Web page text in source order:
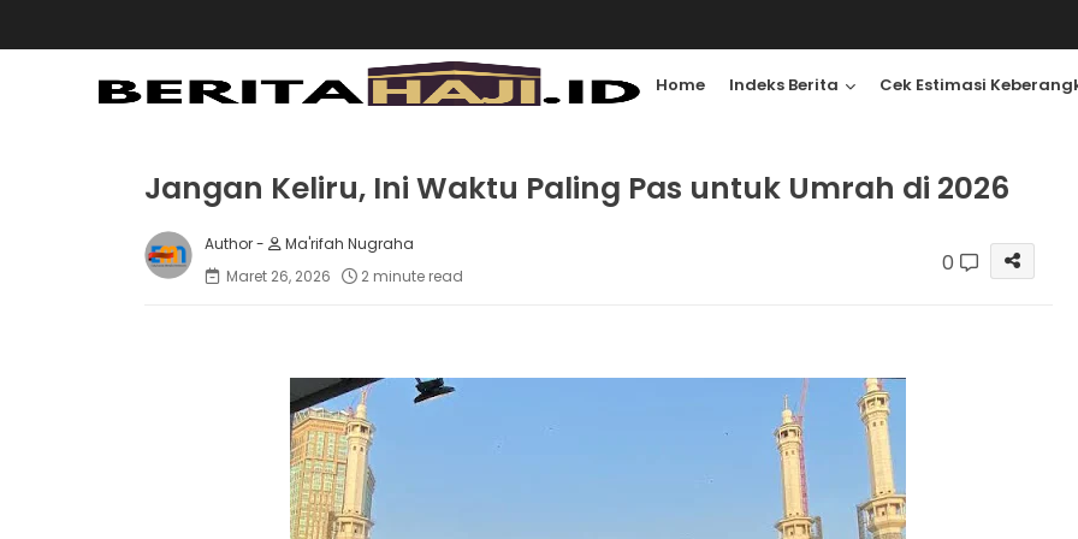
Home Indeks Berita Cek Estimasi
Jangan Keliru, Ini Waktu Paling Pas untuk Umrah di 2026
Ma'rifah Nugraha
Maret 26, 2026
2 minute read 0